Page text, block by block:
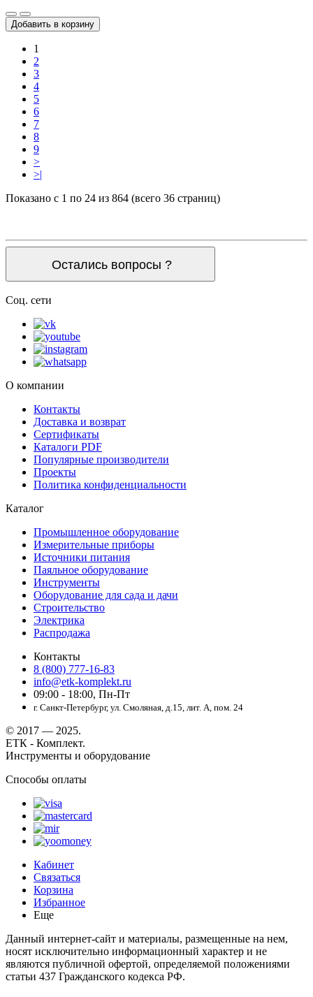
Добавить в корзину
1
2
3
4
5
6
7
8
9
>
>|
Показано с 1 по 24 из 864 (всего 36 страниц)
Остались вопросы ?
Соц. сети
О компании
Контакты
Доставка и возврат
Сертификаты
Каталоги PDF
Популярные производители
Проекты
Политика конфиденциальности
Каталог
Промышленное оборудование
Измерительные приборы
Источники питания
Паяльное оборудование
Инструменты
Оборудование для сада и дачи
Строительство
Электрика
Распродажа
Контакты
8 (800) 777-16-83
info@etk-komplekt.ru
09:00 - 18:00, Пн-Пт
г. Санкт-Петербург, ул. Смоляная, д.15, лит. А, пом. 24
© 2017 — 2025.
ЕТК - Комплект.
Инструменты и оборудование
Способы оплаты
Кабинет
Связаться
Корзина
Избранное
Еще
Данный интернет-сайт и материалы, размещенные на нем,
носят исключительно информационный характер и не
являются публичной офертой, определяемой положениями
статьи 437 Гражданского кодекса РФ.